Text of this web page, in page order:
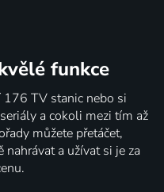
funkce
TV stanic nebo si
a cokoli mezi tím až
můžete přetáčet,
nahrávat a užívat si je za